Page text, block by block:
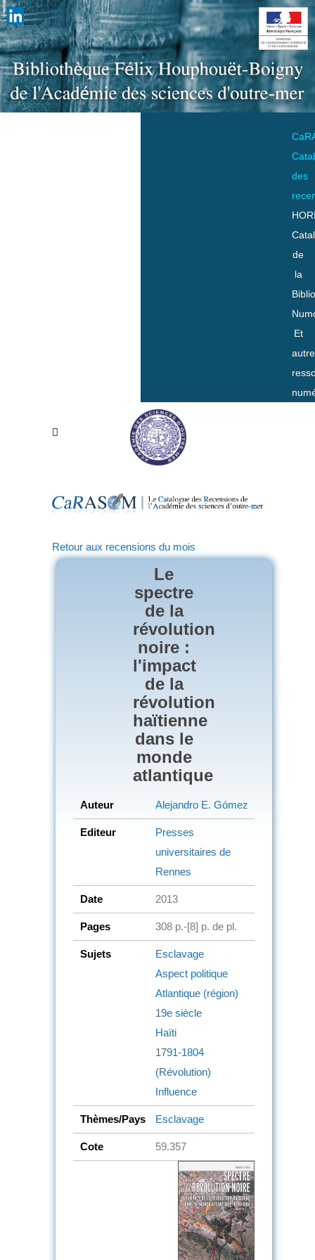
des
de
la
Et
Retour aux recensions du mois
Le
spectre
de la
révolution
noire :
l'impact
de la
révolution
haïtienne
dans le
monde
atlantique
Auteur Alejandro E. Gómez
Editeur
Presses
universitaires de
Rennes
Date 2013
Pages 308 p.-[8] p. de pl.
Sujets
Esclavage
Aspect politique
Atlantique (région)
19e siècle
Haïti
1791-1804
(Révolution)
Influence
Thèmes/Pays Esclavage
Cote 59.357